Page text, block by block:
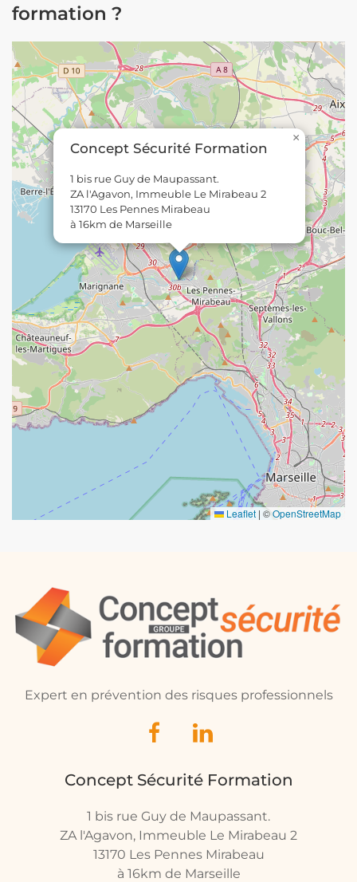
formation ?
Concept Sécurité Formation
1 bis rue Guy de Maupassant.
ZA l'Agavon, Immeuble Le Mirabeau 2
13170 Les Pennes Mirabeau
à 16km de Marseille
×
Leaflet | ©OpenStreetMap
Expert en prévention des risques professionnels
Concept Sécurité Formation
1 bis rue Guy de Maupassant.
ZA l'Agavon, Immeuble Le Mirabeau 2
13170 Les Pennes Mirabeau
à 16km de Marseille